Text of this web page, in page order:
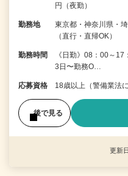
円（夜勤）
勤務地
東京都・神奈川県・
（直行・直帰OK）
勤務時間
《日勤》08：00～
3日〜勤務O…
応募資格 18歳以上（警備業法
後で見る
更新